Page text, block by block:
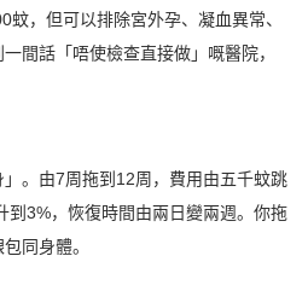
，但可以排除宮外孕、凝血異常、
間話「唔使檢查直接做」嘅醫院，
。由7周拖到12周，費用由五千蚊跳
到3%，恢復時間由兩日變兩週。你拖
同身體。